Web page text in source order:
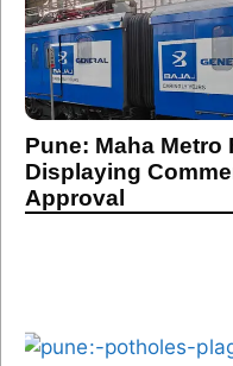
Pune: Maha
Displaying
Approval